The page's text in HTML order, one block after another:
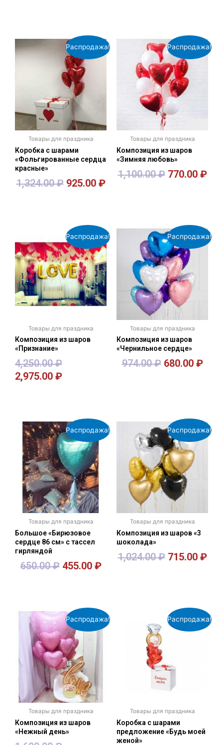
Распродажа!
Товары для праздника
Коробка с шарами
«Фольгированные сердца
красные»
1,324.00₽ 925.00 ₽
Распродажа!
Товары для праздника
Композиция из шаров
«Зимняя любовь»
1,100.00₽ 770.00 ₽
Распродажа!
Товары для праздника
Композиция из шаров
«Признание»
4,250.00₽
2,975.00 ₽
Распродажа!
Товары для праздника
Композиция из шаров
«Чернильное сердце»
974.00₽ 680.00 ₽
Распродажа!
Товары для праздника
Большое «Бирюзовое
сердце 86 см» с тассел
гирляндой
650.00₽ 455.00 ₽
Распродажа!
Товары для праздника
Композиция из шаров «3
шоколада»
1,024.00₽ 715.00 ₽
Распродажа!
Товары для праздника
Композиция из шаров
«Нежный день»
Распродажа!
Товары для праздника
Коробка с шарами
предложение «Будь моей
женой»